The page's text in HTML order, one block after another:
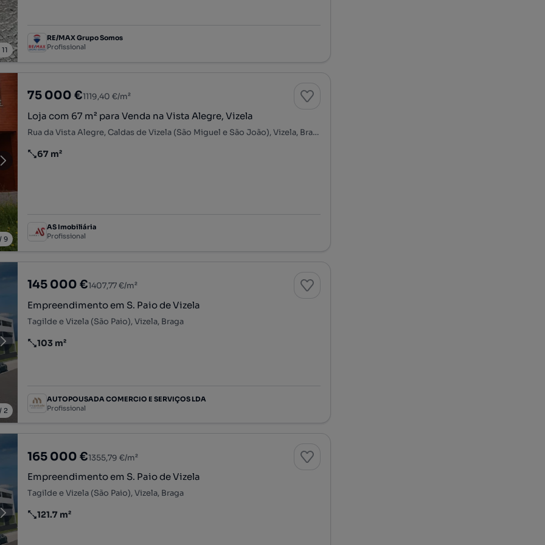
11
RE/MAX Grupo Somos
Profissional
9
75 000 €1119,40 €/m²
Loja com 67 m² para Venda na Vista Alegre, Vizela
Rua da Vista Alegre, Caldas de Vizela (São Miguel e São João), Vizela, Braga
Preço por metro quadrado
67 m²
AS Imobiliária
Profissional
2
145 000 €1407,77 €/m²
Empreendimento em S. Paio de Vizela
Tagilde e Vizela (São Paio), Vizela, Braga
Preço por metro quadrado
103 m²
AUTOPOUSADA COMERCIO E SERVIÇOS LDA
Profissional
165 000 €1355,79 €/m²
Empreendimento em S. Paio de Vizela
Tagilde e Vizela (São Paio), Vizela, Braga
Preço por metro quadrado
121.7 m²